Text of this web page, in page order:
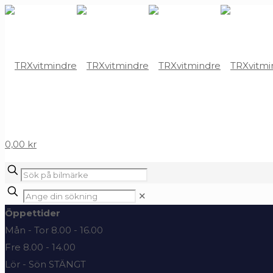
0,00 kr
✕
Öppettider
Mån - Tor 8.00 - 16.00
Fre 8.00 - 14.00
Lör - Sön STÄNGT